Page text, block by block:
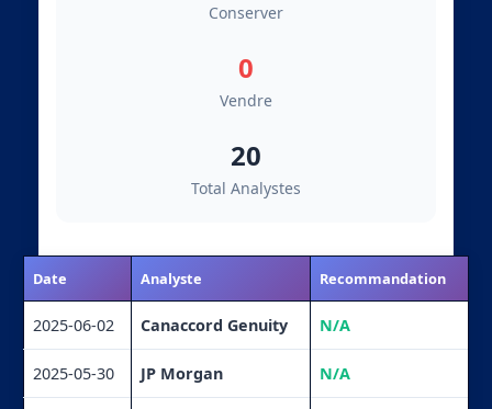
Conserver
0
Vendre
20
Total Analystes
Date Analyste Recommandation
2025-06-02 Canaccord Genuity N/A
2025-05-30 JP Morgan N/A